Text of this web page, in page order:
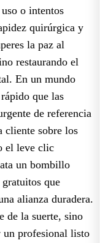
o intentos
quirúrgica y
la paz al
restaurando el
En un mundo
que las
de referencia
cliente sobre los
el leve clic
un bombillo
que
alianza duradera.
de la suerte, sino
un profesional listo